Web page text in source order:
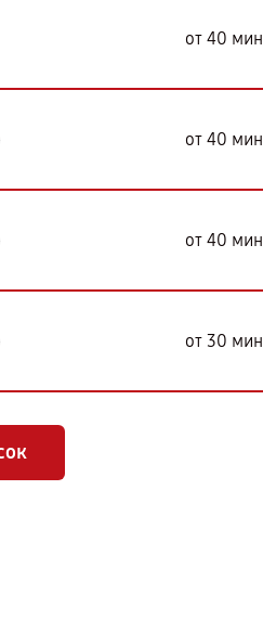
от 40 мин
от 40 мин
от 40 мин
от 30 мин